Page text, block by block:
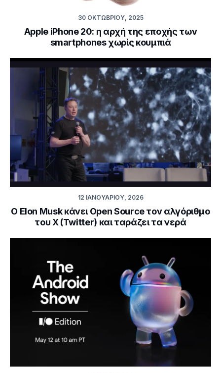
30 ΟΚΤΩΒΡΊΟΥ, 2025
Apple iPhone 20: η αρχή της εποχής των
smartphones χωρίς κουμπιά
12 ΙΑΝΟΥΑΡΊΟΥ, 2026
Ο Elon Musk κάνει Open Source τον αλγόριθμο
του X (Twitter) και ταράζει τα νερά